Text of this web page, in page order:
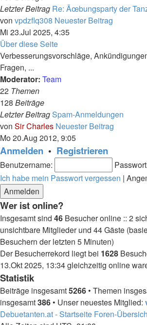
Letzter Beitrag Re: Ãœbungsparty der
von vpdzflq308 Neuester Beitrag
Mi 23.Jul 2025, 4:35
Über diese Seite
Verbesserungsvorschläge,
Fragen, ...
Moderator: Team
22 Themen
128 Beiträge
Letzter BeitragSpam-Anmeldungen
von Sir Charles Neuester Beitrag
Mo 20.Aug 2012, 9:05
Anmelden • Registrieren
Benutzername:
Ich habe mein Passwort vergessen |
Wer ist online?
Insgesamt sind 46 Besucher online :: 2
unsichtbare Mitglieder und 44 Gäste
Besuchern der letzten 5 Minuten)
Der Besucherrekord liegt bei 1628
13.Okt 2025, 13:34 gleichzeitig online
Statistik
Beiträge insgesamt5266 • Themen
insgesamt386 • Unser neuestes Mitglied:
Debuetanten.at - Startseite Foren-